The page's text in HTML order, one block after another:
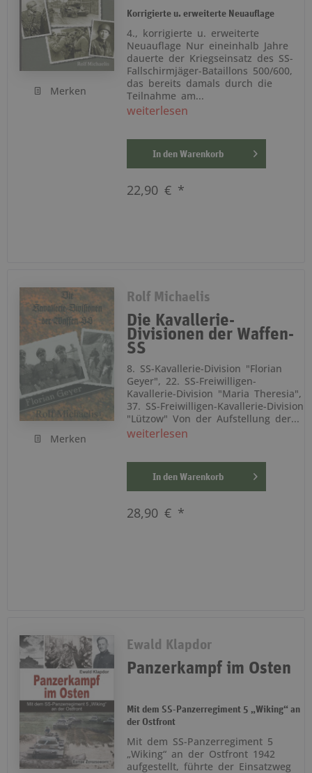
Merken
Korrigierte u. erweiterte Neuauflage
4., korrigierte u. erweiterte
Neuauflage Nur eineinhalb Jahre
dauerte der Kriegseinsatz des SS-
Fallschirmjäger-Bataillons 500/600,
das bereits damals durch die
Teilnahme am...
weiterlesen
In den Warenkorb
22,90 € *
Merken
Rolf Michaelis
Die Kavallerie-
Divisionen der Waffen-
SS
8. SS-Kavallerie-Division "Florian
Geyer", 22. SS-Freiwilligen-
Kavallerie-Division "Maria Theresia",
37. SS-Freiwilligen-Kavallerie-Division
"Lützow" Von der Aufstellung der...
weiterlesen
In den Warenkorb
28,90 € *
Ewald Klapdor
Panzerkampf im Osten
Mit dem SS-Panzerregiment 5 „Wiking“ an
der Ostfront
Mit dem SS-Panzerregiment 5
„Wiking“ an der Ostfront 1942
aufgestellt, führte der Einsatzweg